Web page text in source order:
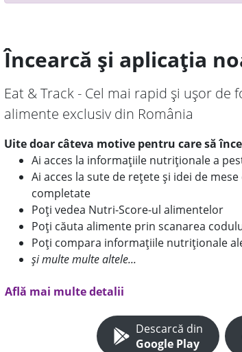
Încearcă și aplicația
Eat & Track - Cel mai rapid și ușor
alimente exclusiv din România
Uite doar câteva motive pentru care să
Ai acces la informațiile nutriționale a
Ai acces la sute de rețete și idei de
completate
Poți vedea Nutri-Score-ul alimentelor
Poți căuta alimente prin scanarea
Poți compara informațiile nutriționale
și multe multe altele...
Află mai multe detalii
Descarcă din
Google Play